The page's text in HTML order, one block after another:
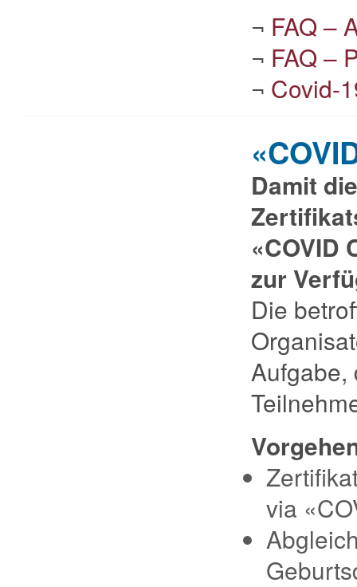
¬ FAQ –
¬ FAQ –
¬ Covid-
Damit
«COVID
zur
Die
Aufgabe,
via